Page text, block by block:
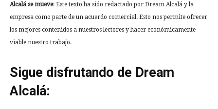
Alcalá se mueve: Este texto ha sido redactado por Dream Alcalá y la
empresa como parte de un acuerdo comercial. Esto nos permite ofrecer
los mejores contenidos a nuestros lectores y hacer económicamente
viable nuestro trabajo.
Sigue disfrutando de Dream
Alcalá: